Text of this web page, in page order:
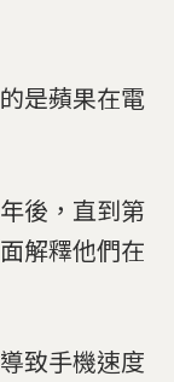
是蘋果在電
後，直到第
解釋他們在
致手機速度